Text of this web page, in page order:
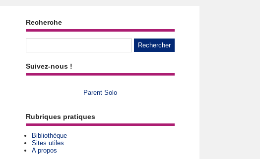
Recherche
Suivez-nous !
Parent Solo
Rubriques pratiques
Bibliothèque
Sites utiles
A propos